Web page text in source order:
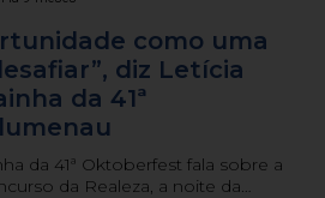
como uma
diz Letícia
da 41ª
da 41ª Oktoberfest fala sobre a
da Realeza, a noite da